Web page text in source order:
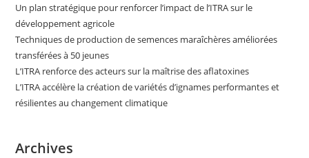
Un plan stratégique pour renforcer l’impact de l’ITRA sur le
développement agricole
Techniques de production de semences maraîchères améliorées
transférées à 50 jeunes
L’ITRA renforce des acteurs sur la maîtrise des aflatoxines
L’ITRA accélère la création de variétés d’ignames performantes et
résilientes au changement climatique
Archives